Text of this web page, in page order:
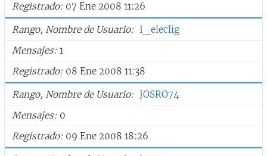
Registrado 07 Ene 2008 11:26
Rango, Nombre de Usuario
I_eleclig
Mensajes 1
Registrado 08 Ene 2008 11:38
Rango, Nombre de Usuario
JOSRO74
Mensajes 0
Registrado 09 Ene 2008 18:26